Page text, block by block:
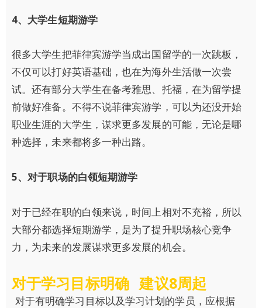
4、大学生短期游学
很多大学生把菲律宾游学当成出国留学的一次跳板，
不仅可以打好英语基础，也在为海外生活做一次尝
试。还有部分大学生在备考雅思、托福，在为留学提
前做好准备。不得不说菲律宾游学，可以为还没开始
职业生涯的大学生，谋求更多发展的可能，无论是哪
种选择，未来都将多一种出路。
5、对于职场的白领短期游学
对于已经在职的白领来说，时间上相对不充裕，所以
大部分都选择短期游学，是为了提升职场核心竞争
力，为未来的发展谋求更多发展的机会。
对于学习目标明确 建议8周起
对于有明确学习目标以及学习计划的学员，应根据